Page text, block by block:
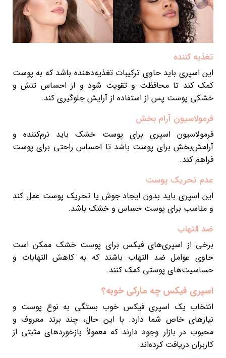
تغذیه کننده
این اسپری باید حاوی ترکیبات تغذیه‌دهنده باشد که به پوست
کمک کند تا محافظت و تقویت شود و از احساس تنش و
خشکی پوست پس از استفاده از آرایش جلوگیری کند.
فرمولاسیون آرام بخش
فرمولاسیون اسپری برای پوست خشک باید نرم‌کننده و
آرامش‌بخش برای پوست باشد تا احساس راحتی برای پوست
فراهم کند.
عدم تحریک پوست
این اسپری باید بدون ایجاد جوش یا تحریک پوست عمل کند
و مناسب برای پوست حساس و خشک باشد.
ضد التهاب
برخی از اسپری‌های فیکس برای پوست خشک ممکن است
حاوی عوامل ضد التهاب باشند که به کاهش التهابات و
حساسیت‌های پوستی کمک کنند.
اسپری فیکس چه مارکی خوبه؟
انتخاب یک اسپری فیکس خوب بستگی به نوع پوست و
نیازهای خاص شما دارد. با این حال، چند برند معروف و
محبوب در بازار وجود دارند که معمولاً بازخوردهای مثبتی از
کاربران دریافت کرده‌اند: